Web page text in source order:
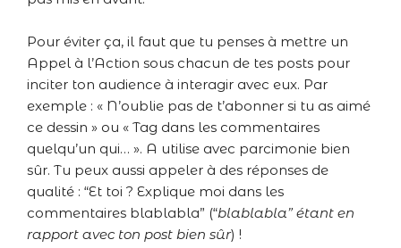
Pour éviter ça, il faut que tu penses à mettre un
Appel à l’Action sous chacun de tes posts pour
inciter ton audience à interagir avec eux. Par
exemple : « N’oublie pas de t’abonner si tu as aimé
ce dessin » ou « Tag dans les commentaires
quelqu’un qui… ». A utilise avec parcimonie bien
sûr. Tu peux aussi appeler à des réponses de
qualité : “Et toi ? Explique moi dans les
commentaires blablabla” (“blablabla” étant en
rapport avec ton post bien sûr) !